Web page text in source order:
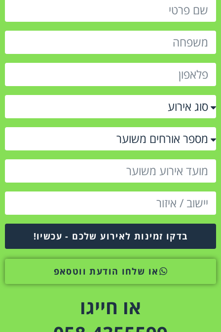
בדקו זמינות לאירוע שלכם - עכשיו!
או שלחו הודעת ווטסאפ
או חייגו